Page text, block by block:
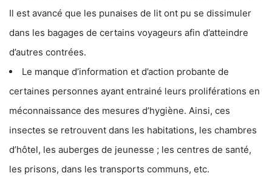
Il est avancé que les punaises de lit ont pu se dissimuler
dans les bagages de certains voyageurs afin d’atteindre
d’autres contrées.
Le manque d’information et d’action probante de
certaines personnes ayant entrainé leurs proliférations en
méconnaissance des mesures d’hygiène. Ainsi, ces
insectes se retrouvent dans les habitations, les chambres
d’hôtel, les auberges de jeunesse ; les centres de santé,
les prisons, dans les transports communs, etc.